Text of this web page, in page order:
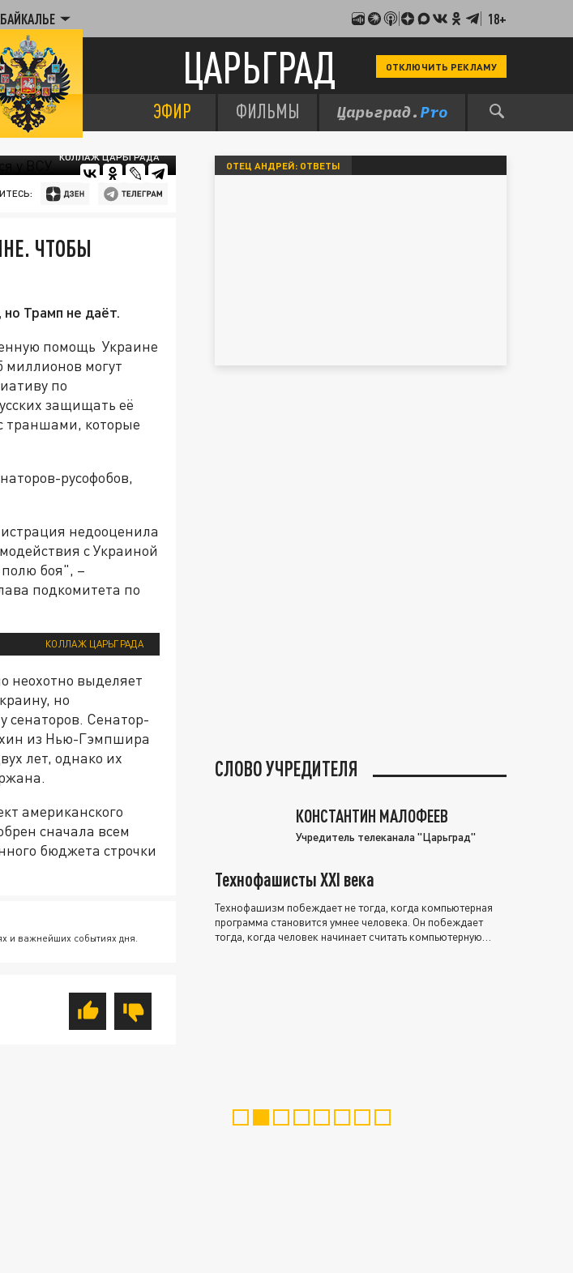
18+
ЦАРЬГРАД ОТКЛЮЧИТЬ РЕКЛАМУ
ЭФИР ФИЛЬМЫ
КОЛЛАЖ ЦАРЬГРАДА
ЧТОБЫ
Трамп не даёт.
помощь Украине
миллионов могут
по
защищать её
траншами, которые
русофобов,
недооценила
с Украиной
боя", –
подкомитета по
КОЛЛАЖ ЦАРЬГРАДА
неохотно выделяет
но
сенаторов. Сенатор-
из Нью-Гэмпшира
лет, однако их
американского
сначала всем
бюджета строчки
и важнейших событиях дня.
ОТЕЦ АНДРЕЙ: ОТВЕТЫ
СЛОВО УЧРЕДИТЕЛЯ
КОНСТАНТИН МАЛОФЕЕВ
Учредитель телеканала "Царьград"
Технофашисты XXI века
Технофашизм побеждает не тогда, когда компьютерная
программа становится умнее человека. Он побеждает
тогда, когда человек начинает считать компьютерную